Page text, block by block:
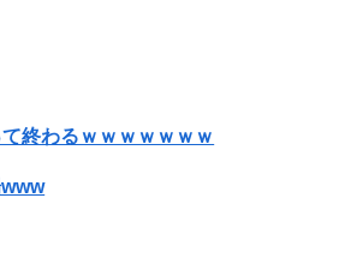
終わるｗｗｗｗｗｗｗ